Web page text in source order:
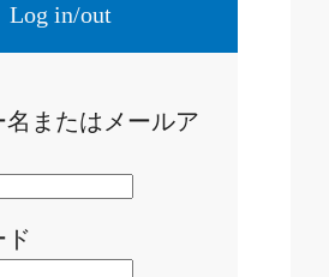
Log in/out
名またはメールア
ド